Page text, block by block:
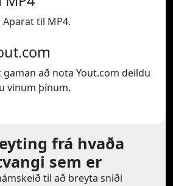
til MP4.
gaman að nota Yout.com deildu
vinum þínum.
frá hvaða
sem er
til að breyta sniði